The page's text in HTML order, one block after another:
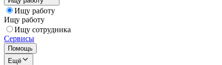
Ищу работу
Ищу работу
Ищу сотрудника
Сервисы
Помощь
Ещё